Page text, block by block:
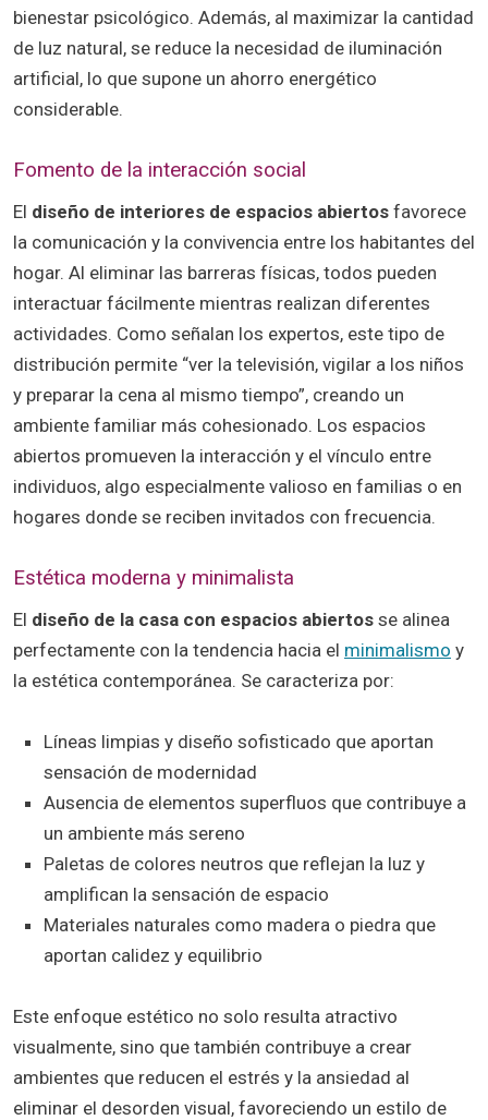
bienestar psicológico. Además, al maximizar la cantidad
de luz natural, se reduce la necesidad de iluminación
artificial, lo que supone un ahorro energético
considerable.
Fomento de la interacción social
El diseño de interiores de espacios abiertos favorece
la comunicación y la convivencia entre los habitantes del
hogar. Al eliminar las barreras físicas, todos pueden
interactuar fácilmente mientras realizan diferentes
actividades. Como señalan los expertos, este tipo de
distribución permite “ver la televisión, vigilar a los niños
y preparar la cena al mismo tiempo”, creando un
ambiente familiar más cohesionado. Los espacios
abiertos promueven la interacción y el vínculo entre
individuos, algo especialmente valioso en familias o en
hogares donde se reciben invitados con frecuencia.
Estética moderna y minimalista
El diseño de la casa con espacios abiertos se alinea
perfectamente con la tendencia hacia el minimalismo y
la estética contemporánea. Se caracteriza por:
Líneas limpias y diseño sofisticado que aportan
sensación de modernidad
Ausencia de elementos superfluos que contribuye a
un ambiente más sereno
Paletas de colores neutros que reflejan la luz y
amplifican la sensación de espacio
Materiales naturales como madera o piedra que
aportan calidez y equilibrio
Este enfoque estético no solo resulta atractivo
visualmente, sino que también contribuye a crear
ambientes que reducen el estrés y la ansiedad al
eliminar el desorden visual, favoreciendo un estilo de